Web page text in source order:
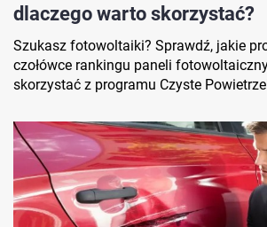
dlaczego warto skorzystać?
Szukasz fotowoltaiki? Sprawdź, jakie
czołówce rankingu paneli
skorzystać z programu Czyste